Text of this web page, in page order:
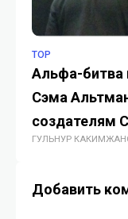
TOP
Альфа-битва
Сэма
создателям
ГУЛЬНУР
Добавить